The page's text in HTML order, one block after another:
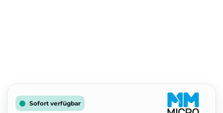
Sofort verfügbar